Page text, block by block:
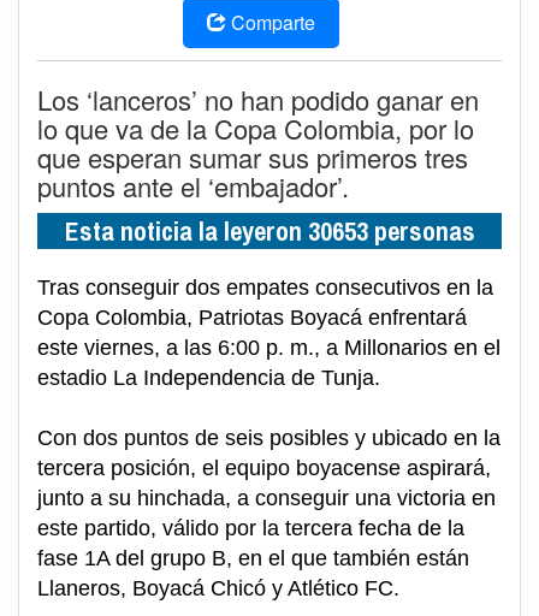
Comparte
Los ‘lanceros’ no han podido ganar en
lo que va de la Copa Colombia, por lo
que esperan sumar sus primeros tres
puntos ante el ‘embajador’.
Esta noticia la leyeron 30653 personas
Tras conseguir dos empates consecutivos en la
Copa Colombia, Patriotas Boyacá enfrentará
este viernes, a las 6:00 p. m., a Millonarios en el
estadio La Independencia de Tunja.
Con dos puntos de seis posibles y ubicado en la
tercera posición, el equipo boyacense aspirará,
junto a su hinchada, a conseguir una victoria en
este partido, válido por la tercera fecha de la
fase 1A del grupo B, en el que también están
Llaneros, Boyacá Chicó y Atlético FC.